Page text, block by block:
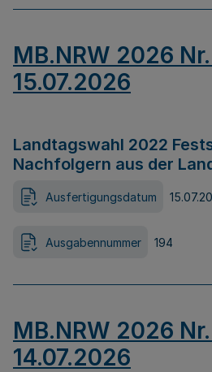
MB.NRW 2026
15.07.2026
Landtagswahl 2022
Nachfolgern aus der
Ausfertigungsdatum
Ausgabennummer 194
MB.NRW 2026
14.07.2026